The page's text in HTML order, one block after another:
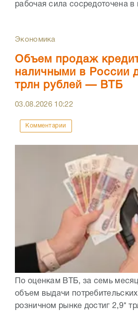
рабочая сила сосредоточена в
Экономика
Объем продаж
наличными в России
трлн рублей — ВТБ
03.08.2026 10:22
Комментарии
По оценкам ВТБ, за семь
объем выдачи
розничном рынке достиг 2,9*